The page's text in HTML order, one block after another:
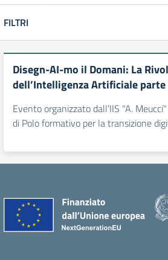
FILTRI
Disegn-AI-mo il Domani: La
dell’Intelligenza Artificiale parte
Evento organizzato dall’IIS "A.
di Polo formativo per la transizione